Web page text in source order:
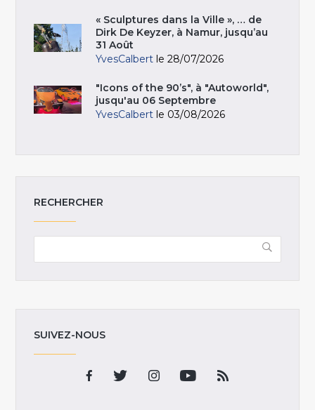
« Sculptures dans la Ville », … de
Dirk De Keyzer, à Namur, jusqu’au
31 Août
YvesCalbert le 28/07/2026
"Icons of the 90’s", à "Autoworld",
jusqu'au 06 Septembre
YvesCalbert le 03/08/2026
RECHERCHER
SUIVEZ-NOUS